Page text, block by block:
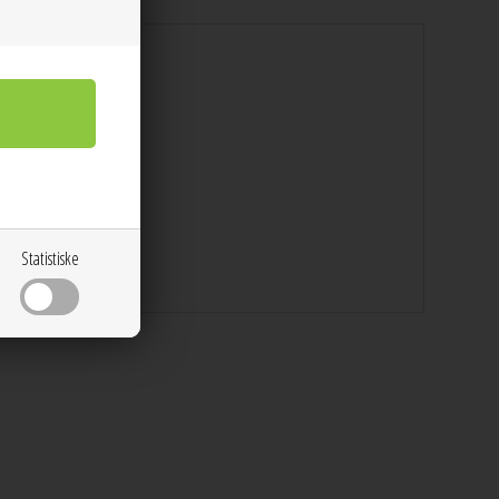
Statistiske